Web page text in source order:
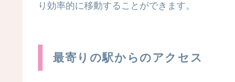
り効率的に移動することができます。
最寄りの駅からのアクセス